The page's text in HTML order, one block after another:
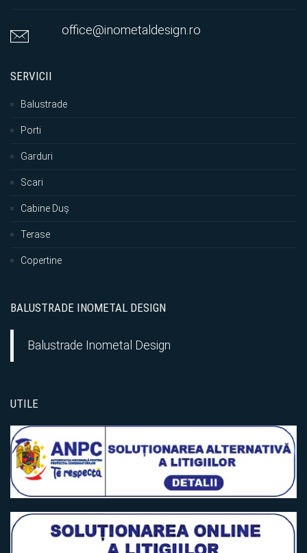
office@inometaldesign.ro
SERVICII
Balustrade
Porti
Garduri
Scari
Cabine Duș
Terase
Copertine
BALUSTRADE INOMETAL DESIGN
Balustrade Inometal Design
UTILE